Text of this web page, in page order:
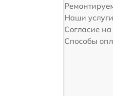
Наши услуги
Согласие
Способы